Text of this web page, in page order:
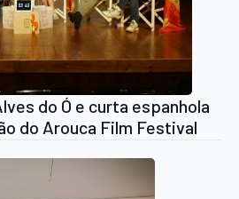
do Ó e curta espanhola
do Arouca Film Festival